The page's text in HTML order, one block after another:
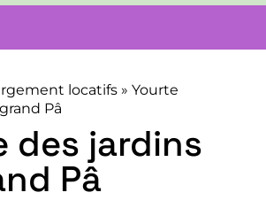
locatifs » Yourte
Pâ
des jardins
Pâ